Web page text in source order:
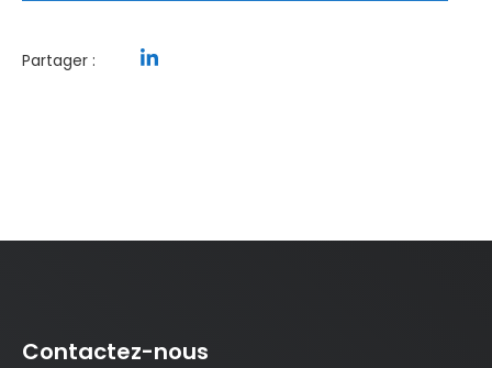
Partager :
Contactez-nous